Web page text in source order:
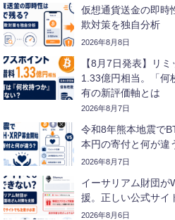
仮想通貨送金の即時
欺対策を独自分析
2026年8月8日
【8月7日発表】リ
1.33億円相当。「何
有の新評価軸とは
2026年8月7日
令和8年熊本地震で
本円の寄付と何が違
2026年8月7日
イーサリアム財団が
援。正しい公式サイ
2026年8月6日